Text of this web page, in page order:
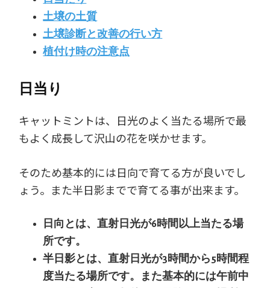
土壌の土質
土壌診断と改善の行い方
植付け時の注意点
日当り
キャットミントは、日光のよく当たる場所で最
もよく成長して沢山の花を咲かせます。
そのため基本的には日向で育てる方が良いでし
ょう。また半日影までで育てる事が出来ます。
日向とは、直射日光が6時間以上当たる場
所です。
半日影とは、直射日光が3時間から5時間程
度当たる場所です。また基本的には午前中